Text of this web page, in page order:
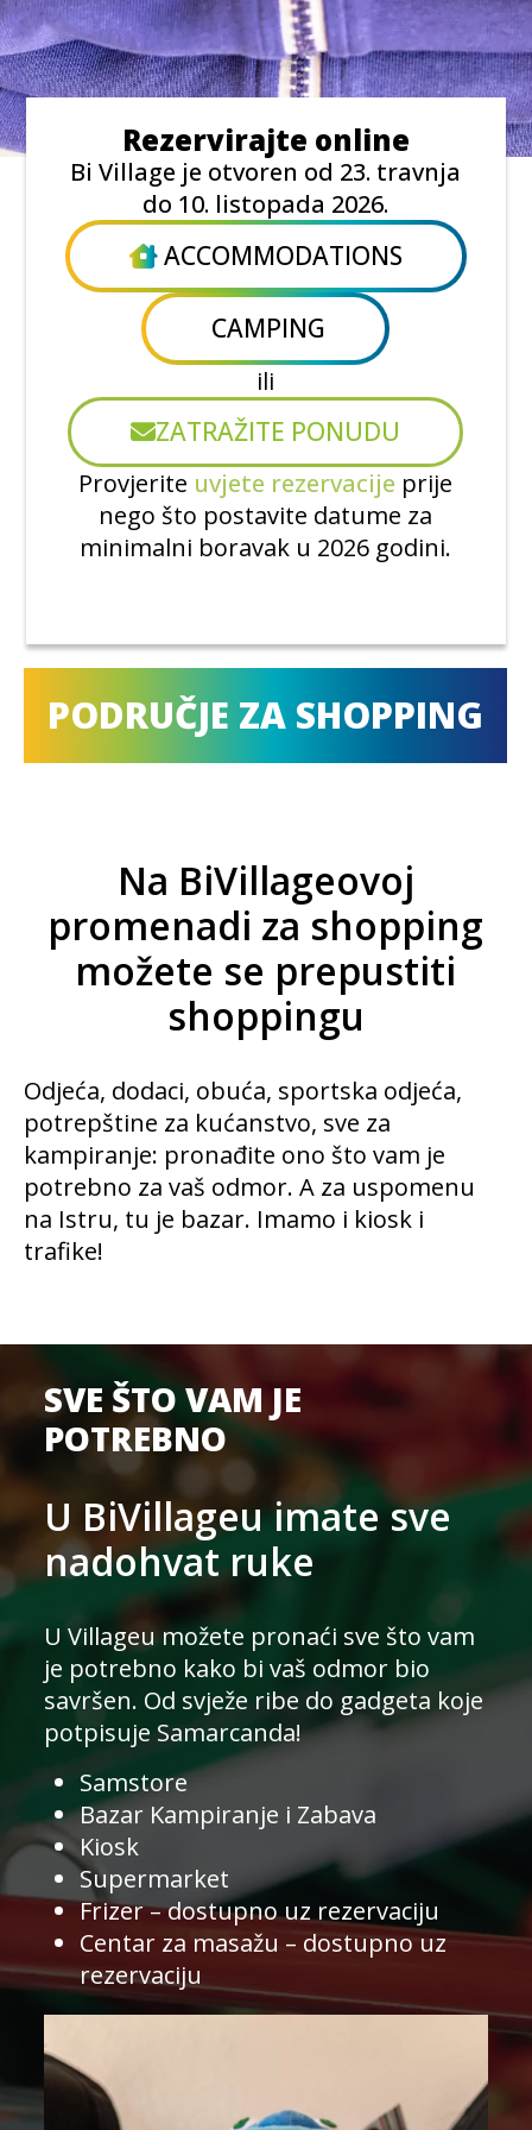
Rezervirajte online
Bi Village je otvoren od 23. travnja
do 10. listopada 2026.
ACCOMMODATIONS
CAMPING
ili
ZATRAŽITE PONUDU
Provjerite uvjete rezervacije prije
nego što postavite datume za
minimalni boravak u 2026 godini.
PODRUČJE ZA SHOPPING
Na BiVillageovoj
promenadi za shopping
možete se prepustiti
shoppingu
Odjeća, dodaci, obuća, sportska odjeća,
potrepštine za kućanstvo, sve za
kampiranje: pronađite ono što vam je
potrebno za vaš odmor. A za uspomenu
na Istru, tu je bazar. Imamo i kiosk i
trafike!
SVE ŠTO VAM JE
POTREBNO
U BiVillageu imate sve
nadohvat ruke
U Villageu možete pronaći sve što vam
je potrebno kako bi vaš odmor bio
savršen. Od svježe ribe do gadgeta koje
potpisuje Samarcanda!
Samstore
Bazar Kampiranje i Zabava
Kiosk
Supermarket
Frizer – dostupno uz rezervaciju
Centar za masažu – dostupno uz
rezervaciju